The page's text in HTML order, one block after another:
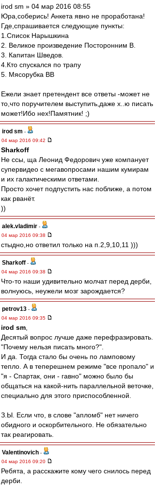
irod sm » 04 мар 2016 08:55
Юра,соберись! Анкета явно не проработана!
Где,спрашивается следующие пункты:
1.Список Нарышкина
2. Великое произведение Посторонним В.
3. Капитан Шведов.
4.Кто спускался по трапу
5. Мясорубка ВВ
Ежели знает претендент все ответы -может не
то,что поручителем выступить,даже х..ю писать
может!Ибо нех!Памятник! ;)
irod sm -
04 мар 2016 09:42
Sharkoff
Не ссы, ща Леонид Федорович уже компанует
супервидео с мегавопросами нашим кумирам
и их галактическими ответами.
Просто хочет подпустить нас поближе, а потом
как рванёт.
))
alek.vladimir -
04 мар 2016 09:38
стыдно,но ответил только на п.2,9,10,11 )))
Sharkoff -
04 мар 2016 09:38
Что-то наши удивительно молчат перед дерби,
волнуюсь, неужели мозг зарождается?
petrov13 -
04 мар 2016 09:35
irod sm
Десятый вопрос лучше даже перефразировать.
"Почему нельзя писать много?".
И да. Тогда стало бы очень по ламповому
тепло. А в теперешнем режиме "все пропало" и
"я - Спартак, они - гавно" можно было бы
общаться на какой-нить параллельной веточке,
специально для этого приспособленной.
З.Ы. Если что, в слове "апломб" нет ничего
обидного и оскорбительного. Не обязательно
так реагировать.
Valentinovich -
04 мар 2016 09:20
Ребята, а расскажите кому чего снилось перед
дерби.